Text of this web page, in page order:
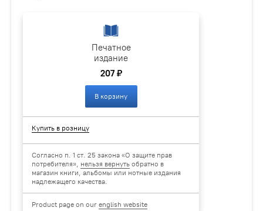
Печатное
издание
207 ₽
В корзину
Купить в розницу
Согласно п. 1 ст. 25 закона «О защите прав
потребителя», нельзя вернуть обратно в
магазин книги, альбомы или нотные издания
надлежащего качества.
Product page on ourenglish website